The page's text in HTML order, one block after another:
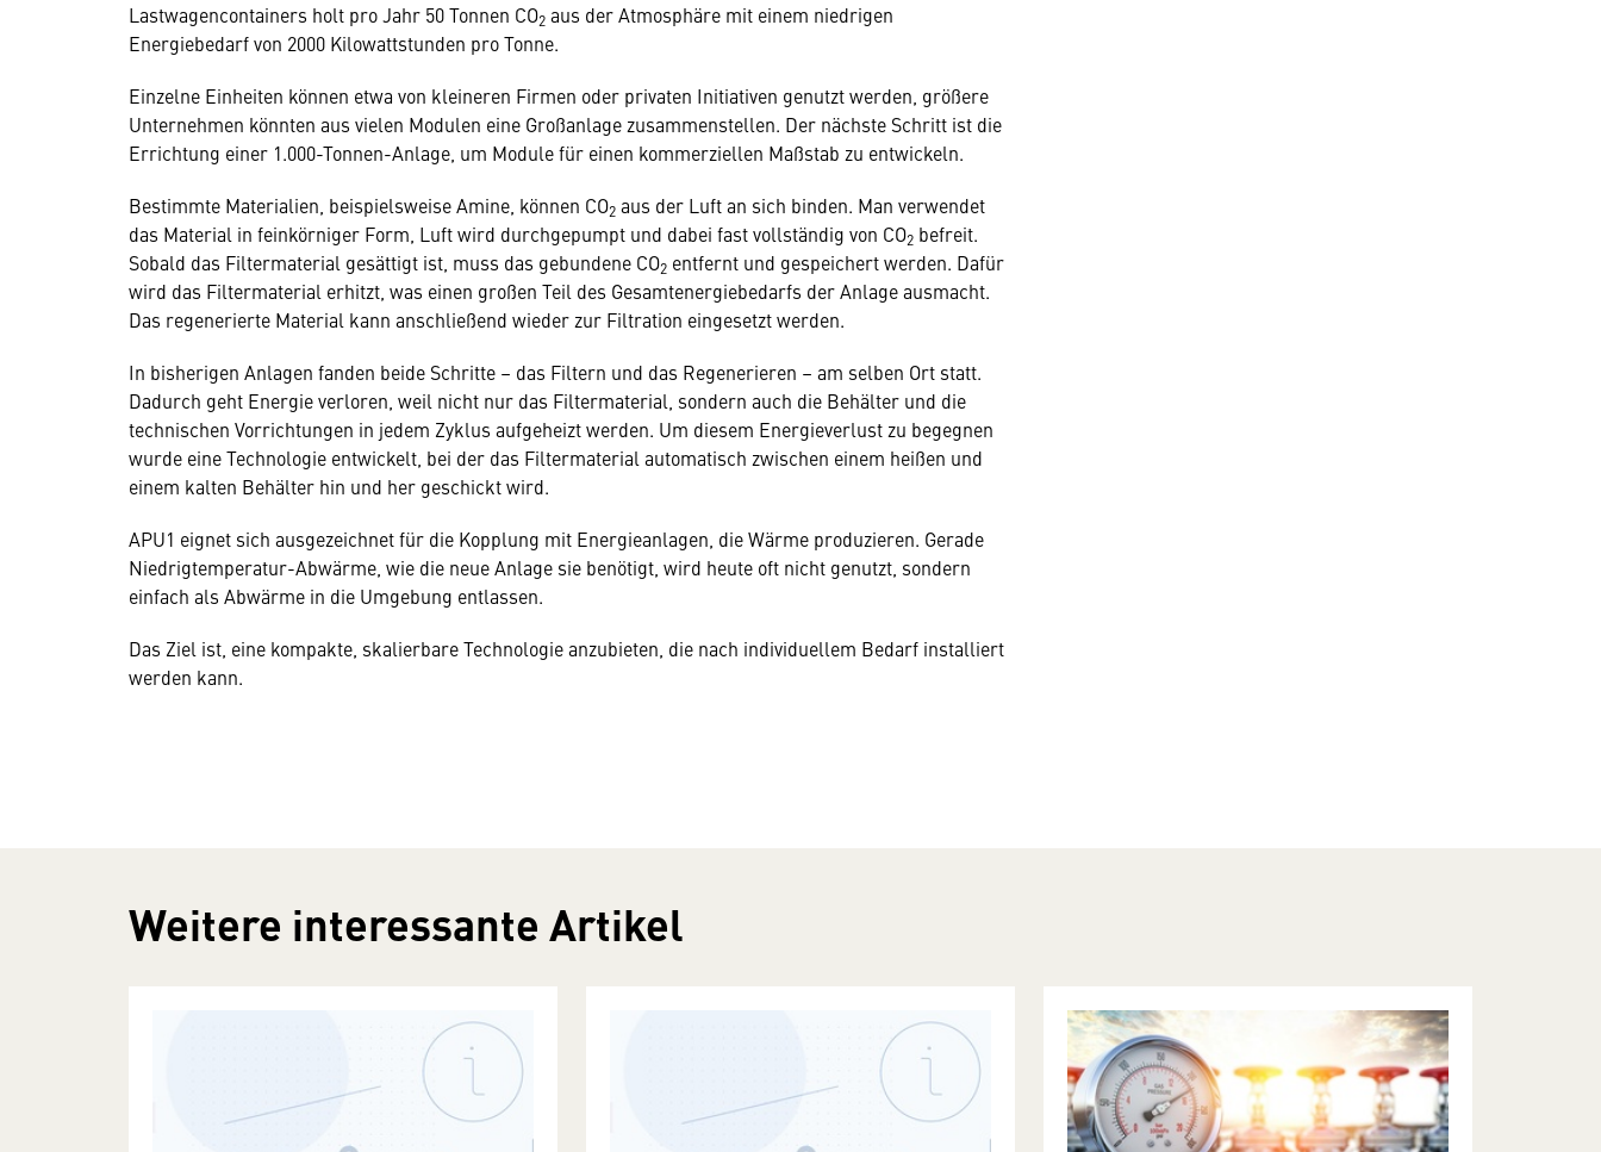
Lastwagencontainers holt pro Jahr 50 Tonnen CO2 aus der Atmosphäre mit einem niedrigen
Energiebedarf von 2000 Kilowattstunden pro Tonne.
Einzelne Einheiten können etwa von kleineren Firmen oder privaten Initiativen genutzt werden, größere
Unternehmen könnten aus vielen Modulen eine Großanlage zusammenstellen. Der nächste Schritt ist die
Errichtung einer 1.000-Tonnen-Anlage, um Module für einen kommerziellen Maßstab zu entwickeln.
Bestimmte Materialien, beispielsweise Amine, können CO2 aus der Luft an sich binden. Man verwendet
das Material in feinkörniger Form, Luft wird durchgepumpt und dabei fast vollständig von CO2 befreit.
Sobald das Filtermaterial gesättigt ist, muss das gebundene CO2 entfernt und gespeichert werden. Dafür
wird das Filtermaterial erhitzt, was einen großen Teil des Gesamtenergiebedarfs der Anlage ausmacht.
Das regenerierte Material kann anschließend wieder zur Filtration eingesetzt werden.
In bisherigen Anlagen fanden beide Schritte – das Filtern und das Regenerieren – am selben Ort statt.
Dadurch geht Energie verloren, weil nicht nur das Filtermaterial, sondern auch die Behälter und die
technischen Vorrichtungen in jedem Zyklus aufgeheizt werden. Um diesem Energieverlust zu begegnen
wurde eine Technologie entwickelt, bei der das Filtermaterial automatisch zwischen einem heißen und
einem kalten Behälter hin und her geschickt wird.
APU1 eignet sich ausgezeichnet für die Kopplung mit Energieanlagen, die Wärme produzieren. Gerade
Niedrigtemperatur-Abwärme, wie die neue Anlage sie benötigt, wird heute oft nicht genutzt, sondern
einfach als Abwärme in die Umgebung entlassen.
Das Ziel ist, eine kompakte, skalierbare Technologie anzubieten, die nach individuellem Bedarf installiert
werden kann.
Weitere interessante Artikel